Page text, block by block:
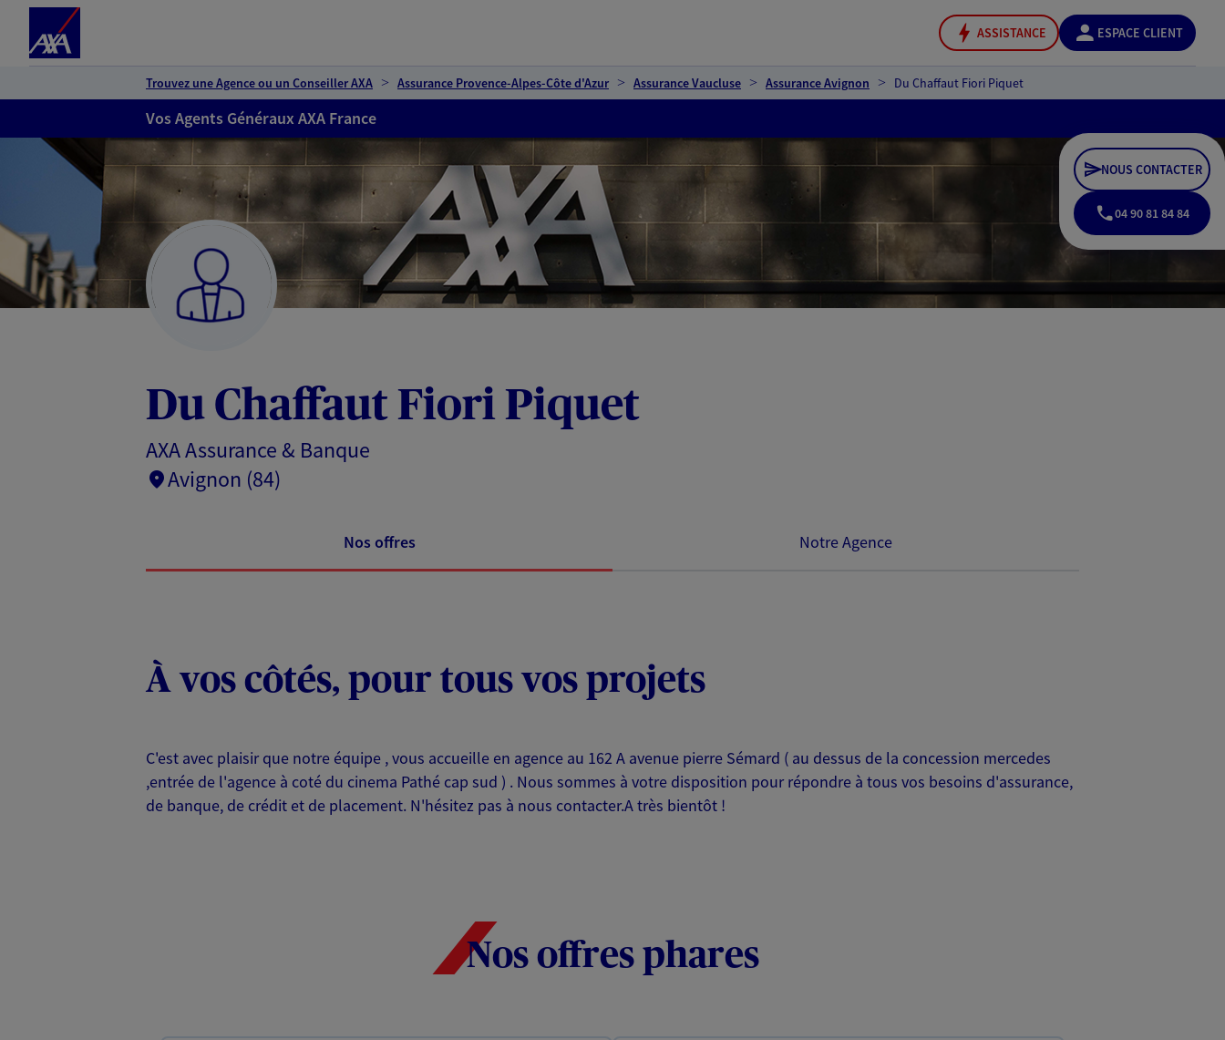
ASSISTANCE ESPACE CLIENT
Trouvez une Agence ou un Conseiller AXA Assurance Provence-Alpes-Côte d'Azur Assurance Vaucluse Assurance Avignon Du Chaffaut Fiori Piquet
Vos Agents Généraux AXA France
Du Chaffaut Fiori Piquet
AXA Assurance & Banque
Avignon (84)
NOUS CONTACTER
04 90 81 84 84
Nos offres Notre Agence
À vos côtés, pour tous vos projets
C'est avec plaisir que notre équipe , vous accueille en agence au 162 A avenue pierre Sémard ( au dessus de la concession mercedes
,entrée de l'agence à coté du cinema Pathé cap sud ) . Nous sommes à votre disposition pour répondre à tous vos besoins d'assurance,
de banque, de crédit et de placement. N'hésitez pas à nous contacter.A très bientôt !
Nos offres phares